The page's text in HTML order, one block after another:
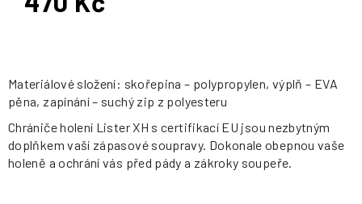
Měrná
Materiálové složení: skořepina – polypropylen, výplň – EVA
pěna, zapínání – suchý zip z polyesteru
Chrániče holení Lister XH s certifikací EU jsou nezbytným
doplňkem vaší zápasové soupravy. Dokonale obepnou vaše
holeně a ochrání vás před pády a zákroky soupeře.